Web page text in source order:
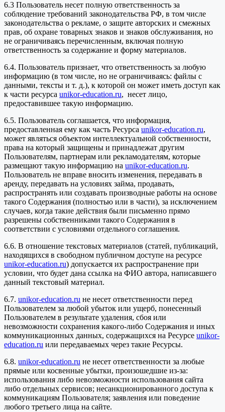
6.3 Пользователь несет полную ответственность за
соблюдение требований законодательства РФ, в том числе
законодательства о рекламе, о защите авторских и смежных
прав, об охране товарных знаков и знаков обслуживания, но
не ограничиваясь перечисленным, включая полную
ответственность за содержание и форму материалов.
6.4. Пользователь признает, что ответственность за любую
информацию (в том числе, но не ограничиваясь: файлы с
данными, тексты и т. д.), к которой он может иметь доступ как
к части ресурса unikor-education.ru, несет лицо,
предоставившее такую информацию.
6.5. Пользователь соглашается, что информация,
предоставленная ему как часть Ресурса unikor-education.ru,
может являться объектом интеллектуальной собственности,
права на который защищены и принадлежат другим
Пользователям, партнерам или рекламодателям, которые
размещают такую информацию на unikor-education.ru.
Пользователь не вправе вносить изменения, передавать в
аренду, передавать на условиях займа, продавать,
распространять или создавать производные работы на основе
такого Содержания (полностью или в части), за исключением
случаев, когда такие действия были письменно прямо
разрешены собственниками такого Содержания в
соответствии с условиями отдельного соглашения.
6.6. В отношение текстовых материалов (статей, публикаций,
находящихся в свободном публичном доступе на ресурсе
unikor-education.ru) допускается их распространение при
условии, что будет дана ссылка на ФИО автора, написавшего
данный текстовый материал.
6.7. unikor-education.ru не несет ответственности перед
Пользователем за любой убыток или ущерб, понесенный
Пользователем в результате удаления, сбоя или
невозможности сохранения какого-либо Содержания и иных
коммуникационных данных, содержащихся на Ресурсе unikor-
education.ru или передаваемых через такие Ресурсы.
6.8. unikor-education.ru не несет ответственности за любые
прямые или косвенные убытки, произошедшие из-за:
использования либо невозможности использования сайта
либо отдельных сервисов; несанкционированного доступа к
коммуникациям Пользователя; заявления или поведение
любого третьего лица на сайте.